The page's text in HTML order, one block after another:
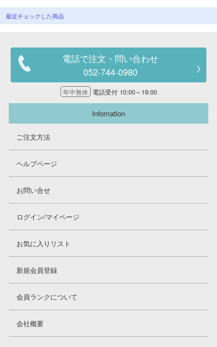
最近チェックした商品
電話で注文・問い合わせ
052-744-0980
年中無休 電話受付 10:00～19:00
Infomation
ご注文方法
ヘルプページ
お問い合せ
ログイン/マイページ
お気に入りリスト
新規会員登録
会員ランクについて
会社概要